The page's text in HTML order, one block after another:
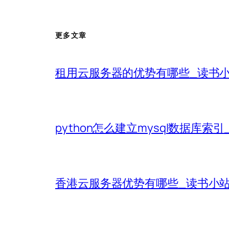
更多文章
租用云服务器的优势有哪些_读书
python怎么建立mysql数据库索引
香港云服务器优势有哪些_读书小